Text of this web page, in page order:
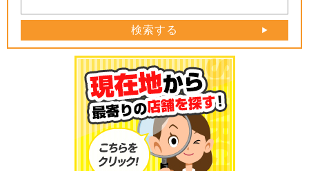
検索する